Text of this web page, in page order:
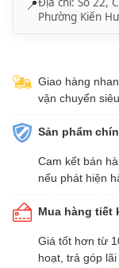
📍
Phường Kiến
Giao hàng
vận chuyển
Sản phẩm
Cam kết bán
nếu phát hiện
Mua hàng tiết
Giá tốt hơn từ
hoạt, trả góp